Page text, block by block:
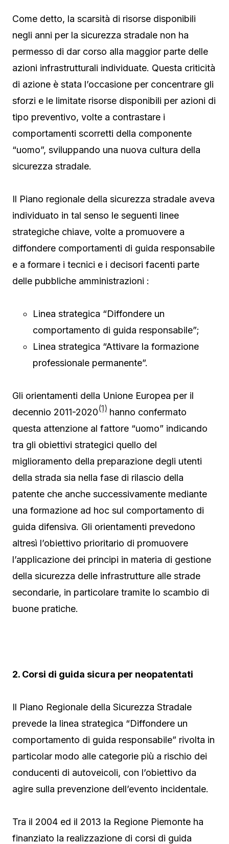
Come detto, la scarsità di risorse disponibili
negli anni per la sicurezza stradale non ha
permesso di dar corso alla maggior parte delle
azioni infrastrutturali individuate. Questa criticità
di azione è stata l’occasione per concentrare gli
sforzi e le limitate risorse disponibili per azioni di
tipo preventivo, volte a contrastare i
comportamenti scorretti della componente
“uomo”, sviluppando una nuova cultura della
sicurezza stradale.
Il Piano regionale della sicurezza stradale aveva
individuato in tal senso le seguenti linee
strategiche chiave, volte a promuovere a
diffondere comportamenti di guida responsabile
e a formare i tecnici e i decisori facenti parte
delle pubbliche amministrazioni :
Linea strategica “Diffondere un
comportamento di guida responsabile”;
Linea strategica “Attivare la formazione
professionale permanente”.
Gli orientamenti della Unione Europea per il
decennio 2011-2020(1) hanno confermato
questa attenzione al fattore “uomo” indicando
tra gli obiettivi strategici quello del
miglioramento della preparazione degli utenti
della strada sia nella fase di rilascio della
patente che anche successivamente mediante
una formazione ad hoc sul comportamento di
guida difensiva. Gli orientamenti prevedono
altresì l’obiettivo prioritario di promuovere
l’applicazione dei principi in materia di gestione
della sicurezza delle infrastrutture alle strade
secondarie, in particolare tramite lo scambio di
buone pratiche.
2. Corsi di guida sicura per neopatentati
Il Piano Regionale della Sicurezza Stradale
prevede la linea strategica “Diffondere un
comportamento di guida responsabile” rivolta in
particolar modo alle categorie più a rischio dei
conducenti di autoveicoli, con l’obiettivo da
agire sulla prevenzione dell’evento incidentale.
Tra il 2004 ed il 2013 la Regione Piemonte ha
finanziato la realizzazione di corsi di guida